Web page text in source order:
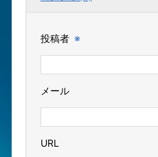
投稿者 ※
メール
URL